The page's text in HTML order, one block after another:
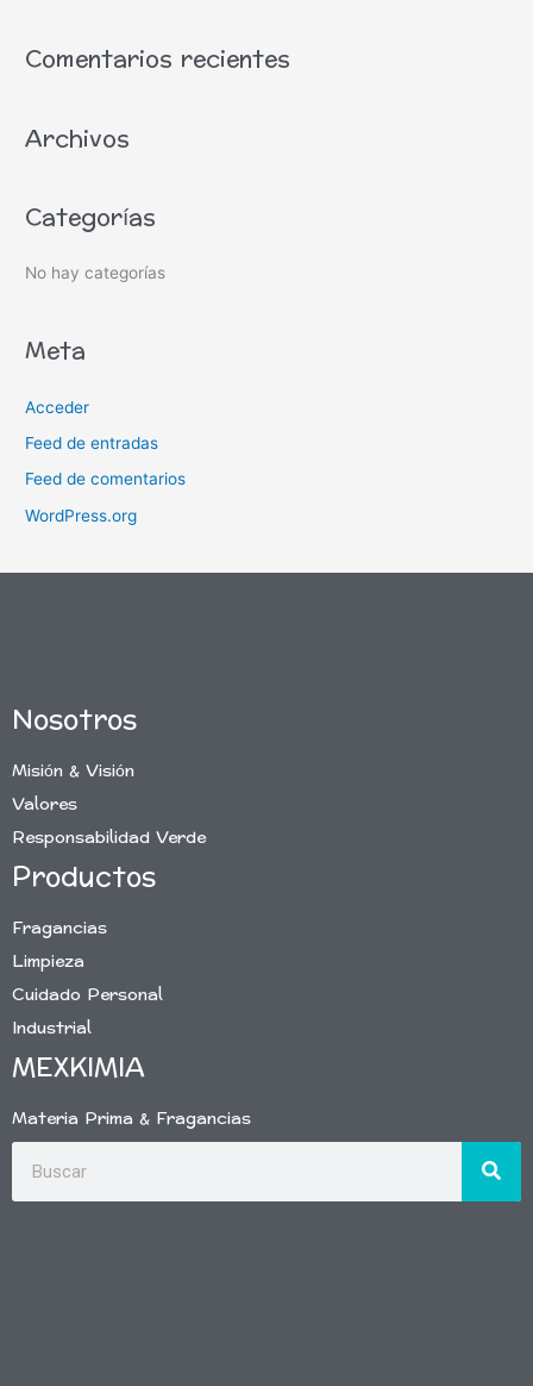
c
r
r
:
Comentarios recientes
Archivos
Categorías
No hay categorías
Meta
Acceder
Feed de entradas
Feed de comentarios
WordPress.org
Nosotros
Misión & Visión
Valores
Responsabilidad Verde
Productos
Fragancias
Limpieza
Cuidado Personal
Industrial
MEXKIMIA
Materia Prima & Fragancias